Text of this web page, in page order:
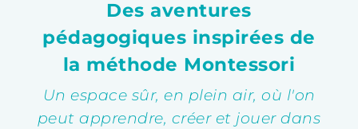
Des aventures
pédagogiques inspirées de
la méthode Montessori
Un espace sûr, en plein air, où l'on
peut apprendre, créer et jouer dans